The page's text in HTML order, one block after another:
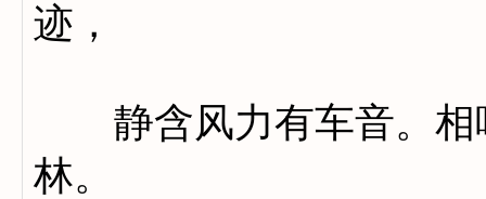
迹，
静含风力有车音。相
林。